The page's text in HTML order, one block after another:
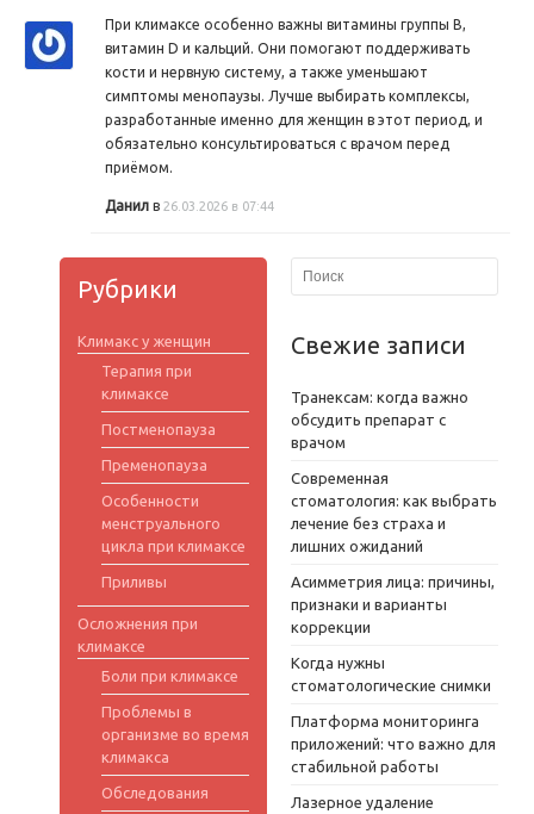
При климаксе особенно важны витамины группы B,
витамин D и кальций. Они помогают поддерживать
кости и нервную систему, а также уменьшают
симптомы менопаузы. Лучше выбирать комплексы,
разработанные именно для женщин в этот период, и
обязательно консультироваться с врачом перед
приёмом.
Данил в 26.03.2026 в 07:44
Рубрики
Климакс у женщин
Терапия при
климаксе
Постменопауза
Пременопауза
Особенности
менструального
цикла при климаксе
Приливы
Осложнения при
климаксе
Боли при климаксе
Проблемы в
организме во время
климакса
Обследования
Свежие записи
Транексам: когда важно
обсудить препарат с
врачом
Современная
стоматология: как выбрать
лечение без страха и
лишних ожиданий
Асимметрия лица: причины,
признаки и варианты
коррекции
Когда нужны
стоматологические снимки
Платформа мониторинга
приложений: что важно для
стабильной работы
Лазерное удаление